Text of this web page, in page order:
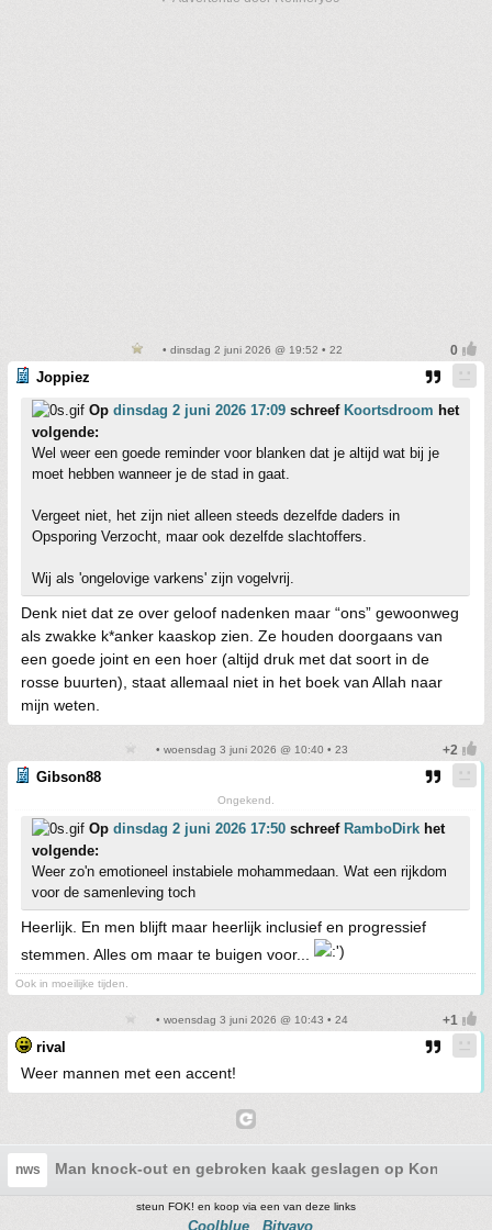
• dinsdag 2 juni 2026 @ 19:52 • 22
Joppiez
Op dinsdag 2 juni 2026 17:09 schreef Koortsdroom het
volgende:
Wel weer een goede reminder voor blanken dat je altijd wat bij je
moet hebben wanneer je de stad in gaat.
Vergeet niet, het zijn niet alleen steeds dezelfde daders in
Opsporing Verzocht, maar ook dezelfde slachtoffers.
Wij als 'ongelovige varkens' zijn vogelvrij.
Denk niet dat ze over geloof nadenken maar “ons” gewoonweg
als zwakke k*anker kaaskop zien. Ze houden doorgaans van
een goede joint en een hoer (altijd druk met dat soort in de
rosse buurten), staat allemaal niet in het boek van Allah naar
mijn weten.
• woensdag 3 juni 2026 @ 10:40 • 23
Gibson88
Ongekend.
Op dinsdag 2 juni 2026 17:50 schreef RamboDirk het
volgende:
Weer zo'n emotioneel instabiele mohammedaan. Wat een rijkdom
voor de samenleving toch
Heerlijk. En men blijft maar heerlijk inclusief en progressief
stemmen. Alles om maar te buigen voor...
Ook in moeilijke tijden.
• woensdag 3 juni 2026 @ 10:43 • 24
rival
Weer mannen met een accent!
nws Man knock-out en gebroken kaak geslagen op
steun FOK! en koop via een van deze links
Coolblue Bitvavo